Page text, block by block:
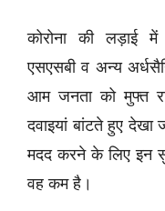
कोरोना की लड़ाई में
एसएसबी व अन्य
आम जनता को मुफ्त
दवाइयां बांटते हुए
मदद करने के लिए इन
वह कम है।